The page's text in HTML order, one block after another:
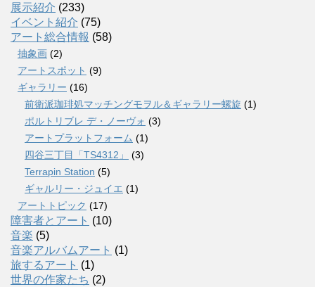
展示紹介 (233)
イベント紹介 (75)
アート総合情報 (58)
抽象画 (2)
アートスポット (9)
ギャラリー (16)
前衛派珈琲処マッチングモヲル＆ギャラリー螺旋 (1)
ポルトリブレ デ・ノーヴォ (3)
アートプラットフォーム (1)
四谷三丁目「TS4312」
(3)
Terrapin Station (5)
ギャルリー・ジュイエ (1)
アートトピック (17)
障害者とアート (10)
音楽 (5)
音楽アルバムアート (1)
旅するアート (1)
世界の作家たち (2)